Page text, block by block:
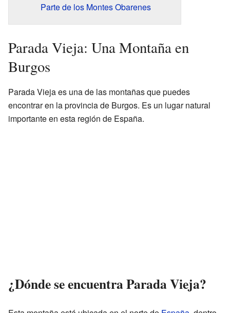
Parte de los Montes Obarenes
Parada Vieja: Una Montaña en
Burgos
Parada Vieja es una de las montañas que puedes
encontrar en la provincia de Burgos. Es un lugar natural
importante en esta región de España.
¿Dónde se encuentra Parada Vieja?